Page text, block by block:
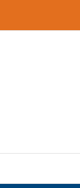
inhoud